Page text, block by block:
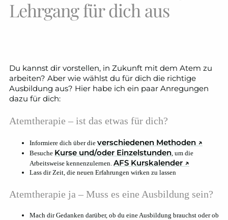
Lehrgang für dich aus
Du kannst dir vorstellen, in Zukunft mit dem Atem zu
arbeiten? Aber wie wählst du für dich die richtige
Ausbildung aus? Hier habe ich ein paar Anregungen
dazu für dich:
Atemtherapie – ist das etwas für dich?
Informiere dich über die verschiedenen Methoden ↗
Besuche Kurse und/oder Einzelstunden, um die
Arbeitsweise kennenzulernen. AFS Kurskalender ↗
Lass dir Zeit, die neuen Erfahrungen wirken zu lassen
Atemtherapie ja – Muss es eine Ausbildung sein?
Mach dir Gedanken darüber, ob du eine Ausbildung brauchst oder ob